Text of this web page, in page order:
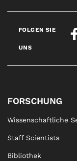
FOLGEN SIE
UNS
FORSCHUNG
Wissenschaftliche
Staff Scientists
Bibliothek